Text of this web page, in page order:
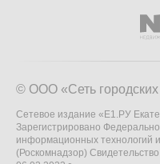
© ООО «Сеть городских
Сетевое издание «Е1.РУ
Зарегистрировано
информационных технологий
(Роскомнадзор)